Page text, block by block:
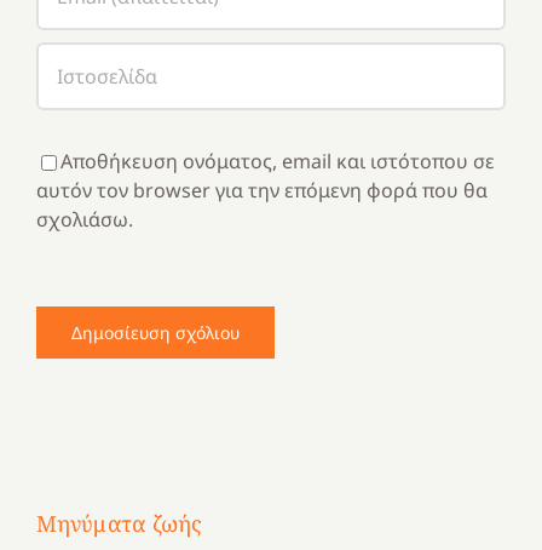
Αποθήκευση ονόματος, email και ιστότοπου σε
αυτόν τον browser για την επόμενη φορά που θα
σχολιάσω.
Μηνύματα ζωής